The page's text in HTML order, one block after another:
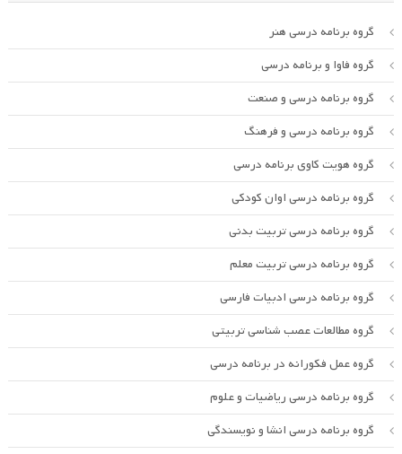
گروه برنامه درسی هنر
گروه فاوا و برنامه درسی
گروه برنامه درسی و صنعت
گروه برنامه درسی و فرهنگ
گروه هویت کاوی برنامه درسی
گروه برنامه درسی اوان کودکی
گروه برنامه درسی تربیت بدنی
گروه برنامه درسی تربیت معلم
گروه برنامه درسی ادبیات فارسی
گروه مطالعات عصب شناسی تربیتی
گروه عمل فکورانه در برنامه درسی
گروه برنامه درسی ریاضیات و علوم
گروه برنامه درسی انشا و نویسندگی